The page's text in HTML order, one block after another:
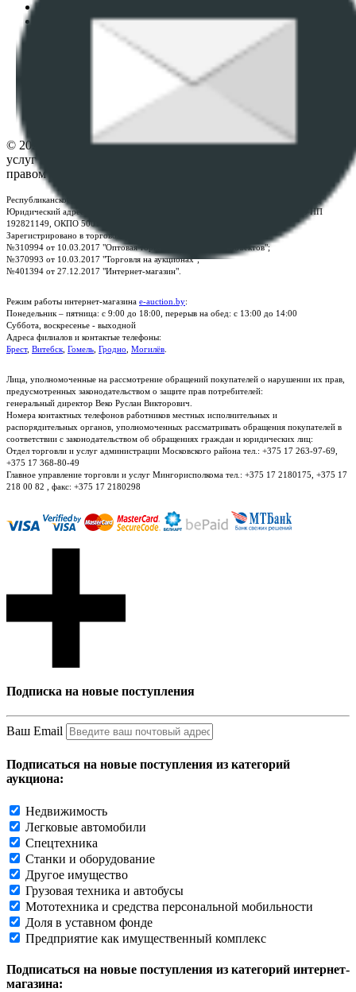
Политика в отношении обработки персональных
ПОЛОЖЕНИЕ О ПОЛИТИКЕ ОБРАБОТКИ COOKIE-
Настройки cookie-файлов
© 2026 Республиканское унитарное предприятие по оказанию
услуг "БелЮрОбеспечение" - Все права защищены авторским
правом
Республиканское унитарное предприятие по оказанию услуг "БелЮрОбеспечение"
Юридический адрес: г. Минск, пр-т. Дзержинского, 1Б, e-mail:
, УНП
192821149, ОКПО 500111895000
Зарегистрировано в торговом реестре Республики Беларусь:
№310994 от 10.03.2017 "Оптовая торговля без торговых объектов";
№370993 от 10.03.2017 "Торговля на аукционах";
№401394 от 27.12.2017 "Интернет-магазин".
Режим работы интернет-магазина e-auction.by:
Понедельник – пятница: с 9:00 до 18:00, перерыв на обед: с 13:00 до 14:00
Суббота, воскресенье - выходной
Адреса филиалов и контактые телефоны:
Брест, Витебск Гомель Гродно Могилёв
Лица, уполномоченные на рассмотрение обращений покупателей о нарушении их прав,
предусмотренных законодательством о защите прав потребителей:
генеральный директор Веко Руслан Викторович.
Номера контактных телефонов работников местных исполнительных и
распорядительных органов, уполномоченных рассматривать обращения покупателей в
соответствии с законодательством об обращениях граждан и юридических лиц:
Отдел торговли и услуг администрации Московского района тел.: +375 17 263-97-69,
+375 17 368-80-49
Главное управление торговли и услуг Мингорисполкома тел.: +375 17 2180175, +375 17
218 00 82 , факс: +375 17 2180298
Подписка на новые поступления
Ваш Email
Подписаться на новые поступления из категорий
аукциона:
Недвижимость
Легковые автомобили
Спецтехника
Станки и оборудование
Другое имущество
Грузовая техника и автобусы
Мототехника и средства персональной мобильности
Доля в уставном фонде
Предприятие как имущественный комплекс
Подписаться на новые поступления из категорий интернет-
магазина: